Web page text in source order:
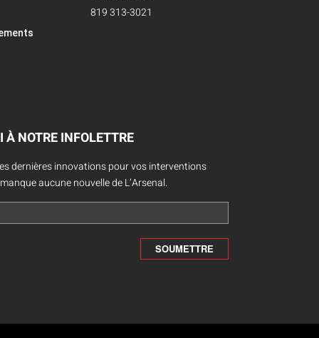
819 313-3021
À NOTRE INFOLETTRE
dernières innovations pour vos interventions
aucune nouvelle de L’Arsenal.